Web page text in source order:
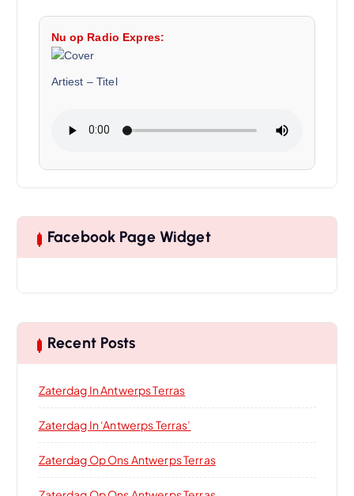
Nu op Radio Expres:
Artiest – Titel
Facebook Page Widget
Recent Posts
Zaterdag In Antwerps Terras
Zaterdag In ‘Antwerps Terras’
Zaterdag Op Ons Antwerps Terras